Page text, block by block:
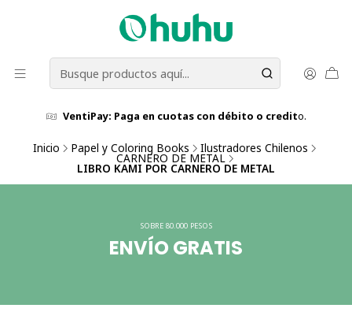
VentiPay: Paga en cuotas con débito o credito.
Inicio Papel y Coloring Books Ilustradores Chilenos
CARNERO DE METAL
LIBRO KAMI POR CARNERO DE METAL
SOBRE 80.000 PESOS
ENVÍO GRATIS